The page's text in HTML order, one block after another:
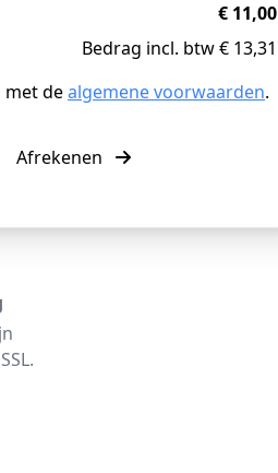
€ 11,00
Bedrag incl. btw € 13,31
met dealgemene voorwaarden.
Afrekenen